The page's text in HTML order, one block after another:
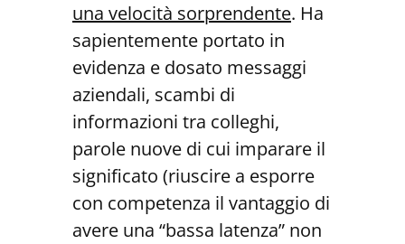
una velocità sorprendente. Ha
sapientemente portato in
evidenza e dosato messaggi
aziendali, scambi di
informazioni tra colleghi,
parole nuove di cui imparare il
significato (riuscire a esporre
con competenza il vantaggio di
avere una “bassa latenza” non